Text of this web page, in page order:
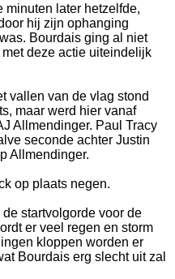
minuten later hetzelfde,
hij zijn ophanging
Bourdais ging al niet
deze actie uiteindelijk
vallen van de vlag stond
maar werd hier vanaf
Allmendinger. Paul Tracy
seconde achter Justin
Allmendinger.
op plaats negen.
startvolgorde voor de
er veel regen en storm
kloppen worden er
Bourdais erg slecht uit zal